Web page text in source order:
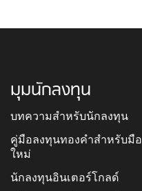
มุมนักลงทุน
บทความสำหรับนักลงทุน
คู่มือลงทุนทองคำสำหรับมือ
ใหม่
นักลงทุนอินเตอร์โกลด์